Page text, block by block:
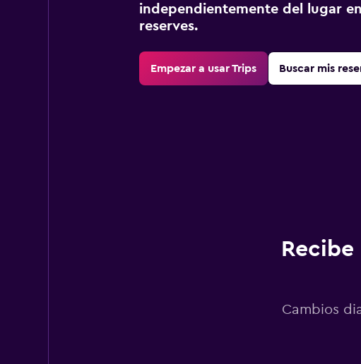
independientemente del lugar
reserves.
Empezar a usar Trips Buscar mis
Cambios